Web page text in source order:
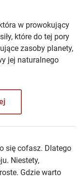
w prowokujący
które do tej pory
zasoby planety,
jej naturalnego
się cofasz. Dlatego
Niestety,
Gdzie warto